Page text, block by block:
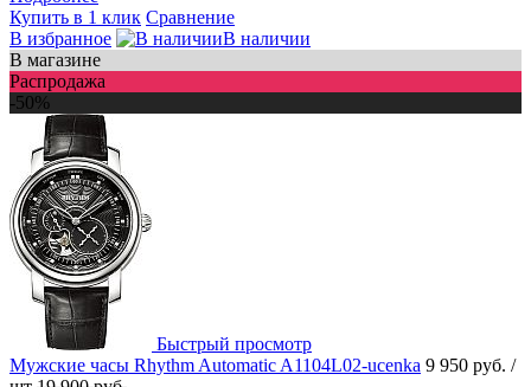
Купить в 1 клик Сравнение
В избранное
В наличии
В магазине
Распродажа
-50%
Быстрый просмотр
Мужские часы Rhythm Automatic A1104L02-ucenka 9 950 руб. /